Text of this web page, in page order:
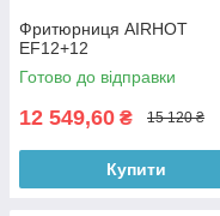
Фритюрниця AIRHOT
EF12+12
Готово до відправки
12 549,60 ₴ 15 120 ₴
Купити